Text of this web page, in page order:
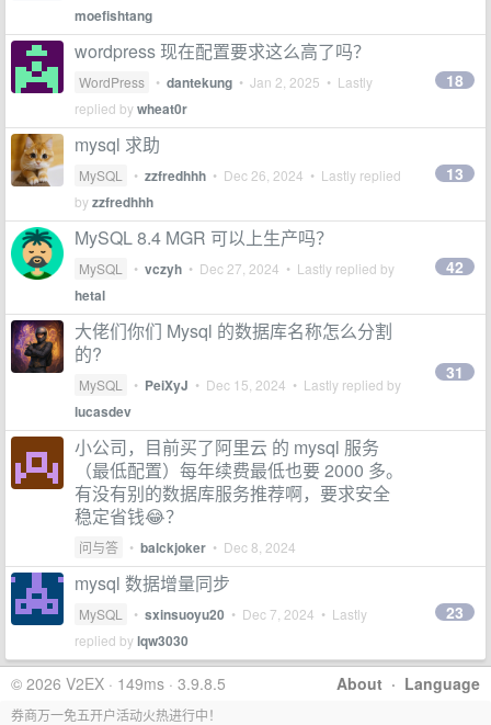
moefishtang
wordpress 现在配置要求这么高了吗？
WordPress • dantekung • Jan 2, 2025 • Lastly
replied bywheat0r
18
mysql 求助
MySQL • zzfredhhh • Dec 26, 2024 • Lastly replied
byzzfredhhh
13
MySQL 8.4 MGR 可以上生产吗？
MySQL • vczyh • Dec 27, 2024 • Lastly replied by
hetal
42
大佬们你们 Mysql 的数据库名称怎么分割
的?
MySQL • PeiXyJ • Dec 15, 2024 • Lastly replied by
lucasdev
31
小公司，目前买了阿里云 的 mysql 服务
（最低配置）每年续费最低也要 2000 多。
有没有别的数据库服务推荐啊，要求安全
稳定省钱😂？
问与答 • balckjoker • Dec 8, 2024
mysql 数据增量同步
MySQL • sxinsuoyu20 • Dec 7, 2024 • Lastly
replied bylqw3030
23
About · Language
© 2026 V2EX · 149ms · 3.9.8.5
券商万一免五开户活动火热进行中！